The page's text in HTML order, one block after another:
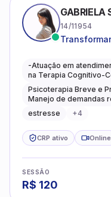
GABRIELA
14/11954
caminhos
-Atuação em
na Terapia Cognitivo-
Psicoterapia Breve e
Manejo de demandas
estresse
+4
CRP ativo Online
SESSÃO
R$ 120